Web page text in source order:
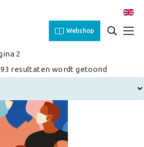
Webshop
2
93 resultaten wordt getoond